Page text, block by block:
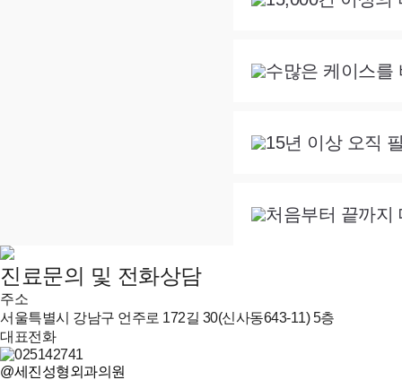
수많은 케이스를
15년 이상 오직
처음부터 끝까지
진료문의 및 전화상담
주소
서울특별시 강남구 언주로 172길 30(신사동643-11) 5층
대표전화
@세진성형외과의원